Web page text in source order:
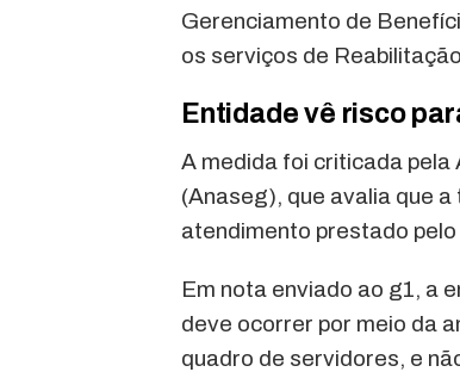
Gerenciamento de
os serviços de
Entidade vê risco
A medida foi criticada
(Anaseg), que avalia que
atendimento prestado
Em nota enviado ao g1, a
deve ocorrer por meio da
quadro de servidores, e